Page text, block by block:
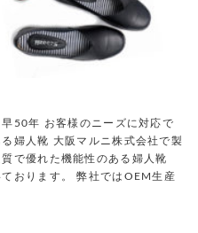
50年 お客様のニーズに対応で
婦人靴 大阪マルニ株式会社で製
で優れた機能性のある婦人靴
おります。 弊社ではOEM生産